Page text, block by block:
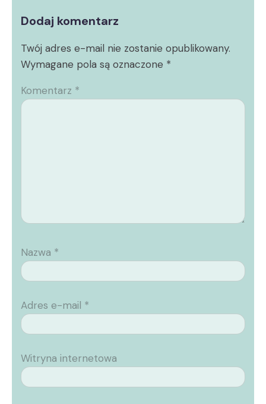
Dodaj komentarz
Twój adres e-mail nie zostanie opublikowany.
Wymagane pola są oznaczone *
Komentarz *
Nazwa *
Adres e-mail *
Witryna internetowa